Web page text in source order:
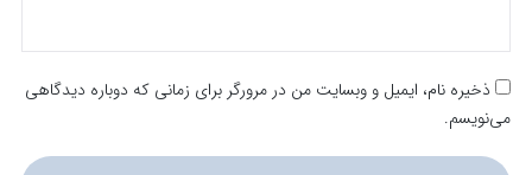
ذخیره نام، ایمیل و وبسایت من در مرورگر برای زمانی که دوباره دیدگاهی
می‌نویسم.